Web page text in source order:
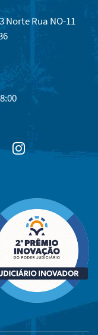
Norte Rua NO-11
Instagram